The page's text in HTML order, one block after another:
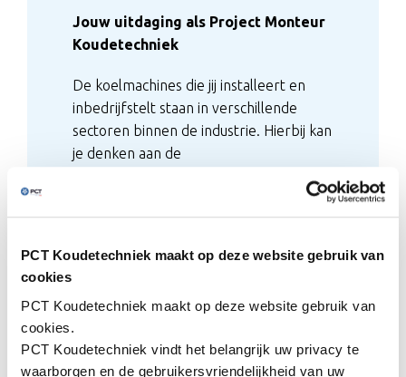
PCT Koudetechniek maakt op deze website gebruik van
cookies
PCT Koudetechniek maakt op deze website gebruik van
cookies.
PCT Koudetechniek vindt het belangrijk uw privacy te
waarborgen en de gebruikersvriendelijkheid van uw
Jouw uitdaging als Project Monteur
Koudetechniek
De koelmachines die jij installeert en
inbedrijfstelt staan in verschillende
sectoren binnen de industrie. Hierbij kan
je denken aan de
distributiecentra. Je gaat middelgrote
tot (zeer) grote installaties installeren
synthetische koudemiddelen maar
koudemiddelen zoals CO², ammoniak en
propaan.